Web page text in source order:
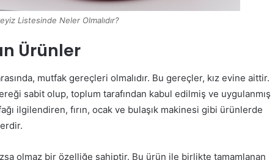
Listesinde Neler Olmalıdır?
Ürünler
mutfak gereçleri olmalıdır. Bu gereçler, kız evine aittir.
sabit olup, toplum tarafından kabul edilmiş ve uygulanmış
ilgilendiren, fırın, ocak ve bulaşık makinesi gibi ürünlerde
olmaz bir özelliğe sahiptir. Bu ürün ile birlikte tamamlanan